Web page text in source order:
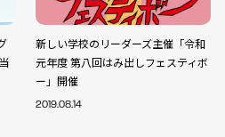
新しい学校のリーダーズ主催「令和
元年度 第八回はみ出しフェスティボ
ー」開催
2019.08.14